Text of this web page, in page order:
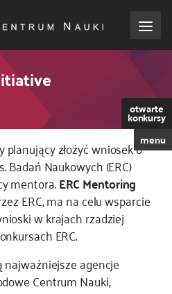
otwarte
konkursy
menu
złożyć wniosek o
Badań Naukowych (ERC)
mentora.ERC Mentoring
ERC, ma na celu wsparcie
w krajach rzadziej
ERC.
agencje
Centrum Nauki,